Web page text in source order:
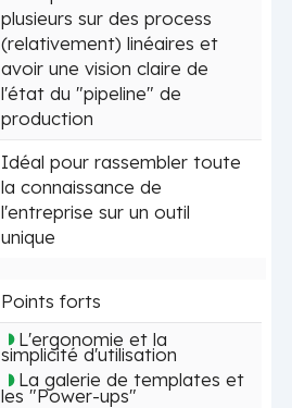
plusieurs sur des process
(relativement) linéaires et
avoir une vision claire de
l'état du "pipeline" de
production
Idéal pour rassembler toute
la connaissance de
l'entreprise sur un outil
unique
Points forts
L'ergonomie et la
simplicité d'utilisation
La galerie de templates et
les "Power-ups"